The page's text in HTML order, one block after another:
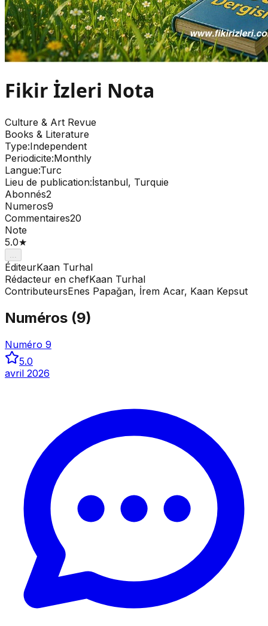
Fikir İzleri Nota
Culture & Art Revue
Books & Literature
Type:Independent
Periodicite:Monthly
Langue:Turc
Lieu de publication:İstanbul, Turquie
Abonnés2
Numeros9
Commentaires20
Note
5.0★
ÉditeurKaan Turhal
Rédacteur en chefKaan Turhal
ContributeursEnes Papağan, İrem Acar, Kaan Kepsut
Numéros (9)
Inspecter
Numéro 9
5.0
avril 2026